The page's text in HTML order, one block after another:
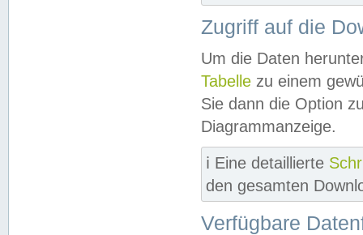
Zugriff auf die
Um die Daten
Tabelle zu einem
Sie dann die Option
Diagrammanzeige.
ℹ️ Eine detaillierte
den gesamten
Verfügbare